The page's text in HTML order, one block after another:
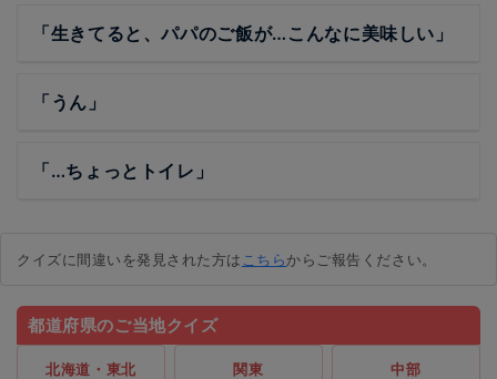
「生きてると、パパのご飯が…こんなに美味しい」
「うん」
「…ちょっとトイレ」
クイズに間違いを発見された方はこちらからご報告ください。
都道府県のご当地クイズ
北海道・東北 関東 中部